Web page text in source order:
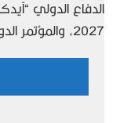
الدفاع الدولي
2027، والمؤتمر الدولي للدفاع المصاحب لهما، اجتماعها…